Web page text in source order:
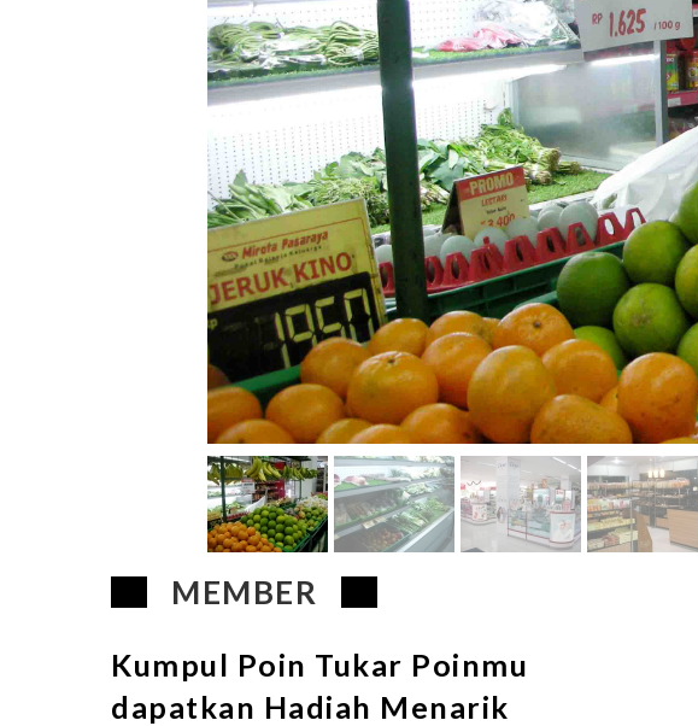
MEMBER
Kumpul Poin Tukar Poinmu
dapatkan Hadiah Menarik